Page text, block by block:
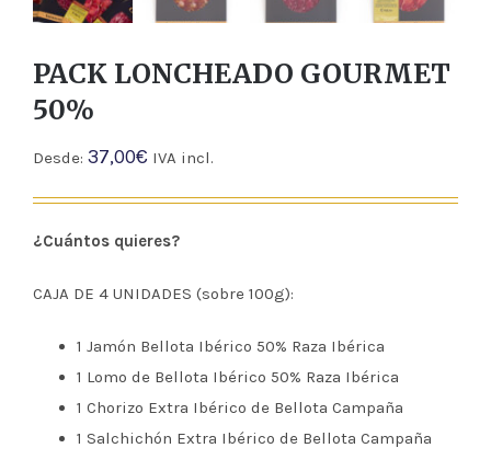
PACK LONCHEADO GOURMET
50%
Desde: 37,00€ IVA incl.
¿Cuántos quieres?
CAJA DE 4 UNIDADES (sobre 100g):
1 Jamón Bellota Ibérico 50% Raza Ibérica
1 Lomo de Bellota Ibérico 50% Raza Ibérica
1 Chorizo Extra Ibérico de Bellota Campaña
1 Salchichón Extra Ibérico de Bellota Campaña